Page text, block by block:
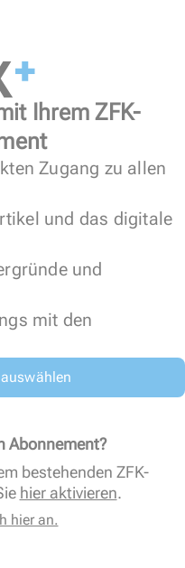
Ihrem ZFK-
Zugang zu allen
und das digitale
und
mit den
Abonnement?
bestehenden ZFK-
hier aktivieren.
hier an.